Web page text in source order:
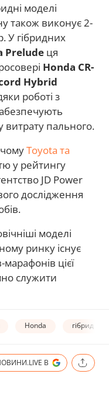
моделі
також виконує 2-
У гібридних
Prelude ця
Honda CR-
Hybrid
роботі з
витрату пального.
Toyota та
у рейтингу
JD Power
дослідження
моделі
ринку існує
марафонів цієї
служити
Honda гібрид
В